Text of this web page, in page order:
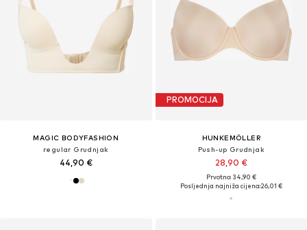
MAGIC BODYFASHION
regular Grudnjak
44,90 €
PROMOCIJA
HUNKEMÖLLER
Push-up Grudnjak
28,90 €
Prvotno: 34,90 €
Posljednja najniža cijena:26,01 €